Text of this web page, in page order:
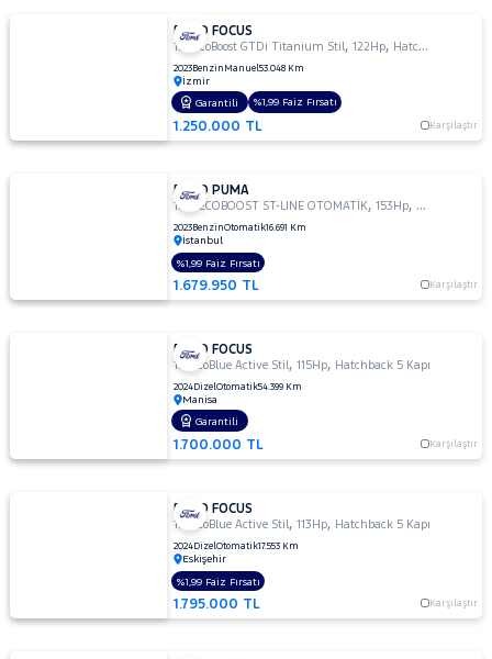
FORD FOCUS
1.0 EcoBoost GTDi Titanium Stil,122Hp, Hatchback 5 Kapı
2023Benzin Manuel53.048 Km
İzmir
1.250.000 TL Karşılaştır
Garantili %1,99 Faiz Fırsatı
FORD PUMA
1.0L ECOBOOST ST-LINE OTOMATİK,153Hp, Hatchback 5
2023BenzinOtomatik16.691 Km
İstanbul
1.679.950 TL Karşılaştır
%1,99 Faiz Fırsatı
FORD FOCUS
1.5 EcoBlue Active Stil,115Hp, Hatchback 5 Kapı
2024DizelOtomatik54.399 Km
Manisa
1.700.000 TL Karşılaştır
Garantili
FORD FOCUS
1.5 EcoBlue Active Stil,113Hp, Hatchback 5 Kapı
2024DizelOtomatik17.553 Km
Eskişehir
1.795.000 TL Karşılaştır
%1,99 Faiz Fırsatı